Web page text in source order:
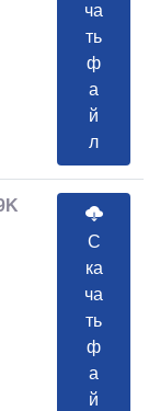
ча
ть
ф
а
й
л
С
ка
ча
ть
ф
а
й